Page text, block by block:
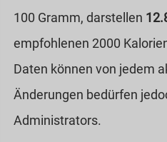
100 Gramm, darstellen
empfohlenen 2000
Daten können von jedem
Änderungen bedürfen
Administrators.